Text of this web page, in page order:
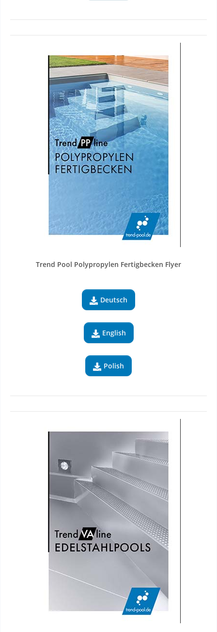
Trend Pool Polypropylen Fertigbecken Flyer
 Deutsch
 English
 Polish